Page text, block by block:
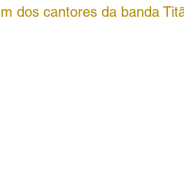
dos cantores da banda